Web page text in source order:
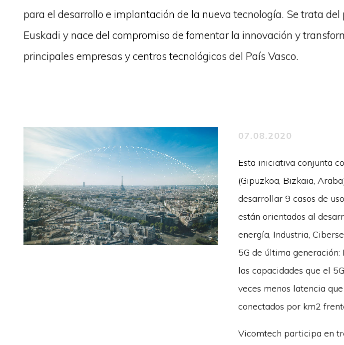
para el desarrollo e implantación de la nueva tecnología. Se trata
Euskadi y nace del compromiso de fomentar la innovación y
principales empresas y centros tecnológicos del País Vasco.
07.08.2020
Esta iniciativa conjunta
(Gipuzkoa, Bizkaia,
desarrollar 9 casos de
están orientados al
energía, Industria,
5G de última
las capacidades que el
veces menos latencia
conectados por km2
Vicomtech participa en